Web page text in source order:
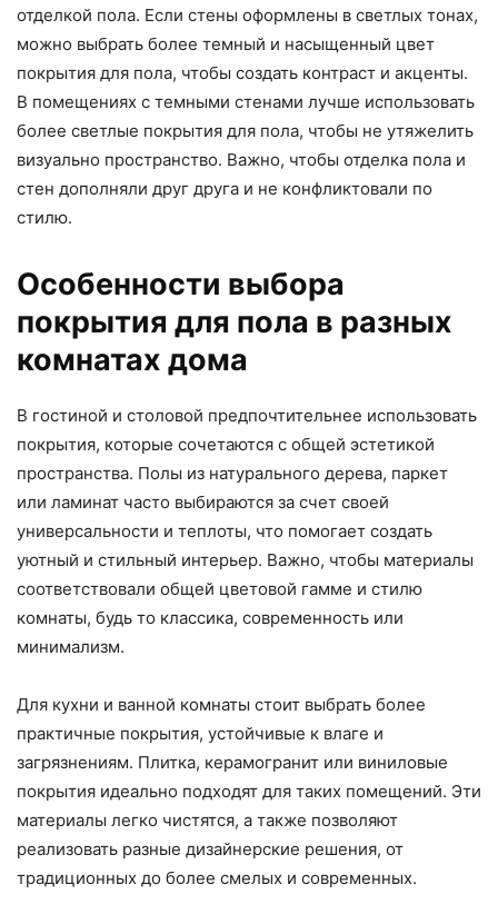
отделкой пола. Если стены оформлены в светлых тонах,
можно выбрать более темный и насыщенный цвет
покрытия для пола, чтобы создать контраст и акценты.
В помещениях с темными стенами лучше использовать
более светлые покрытия для пола, чтобы не утяжелить
визуально пространство. Важно, чтобы отделка пола и
стен дополняли друг друга и не конфликтовали по
стилю.
Особенности выбора
покрытия для пола в разных
комнатах дома
В гостиной и столовой предпочтительнее использовать
покрытия, которые сочетаются с общей эстетикой
пространства. Полы из натурального дерева, паркет
или ламинат часто выбираются за счет своей
универсальности и теплоты, что помогает создать
уютный и стильный интерьер. Важно, чтобы материалы
соответствовали общей цветовой гамме и стилю
комнаты, будь то классика, современность или
минимализм.
Для кухни и ванной комнаты стоит выбрать более
практичные покрытия, устойчивые к влаге и
загрязнениям. Плитка, керамогранит или виниловые
покрытия идеально подходят для таких помещений. Эти
материалы легко чистятся, а также позволяют
реализовать разные дизайнерские решения, от
традиционных до более смелых и современных.